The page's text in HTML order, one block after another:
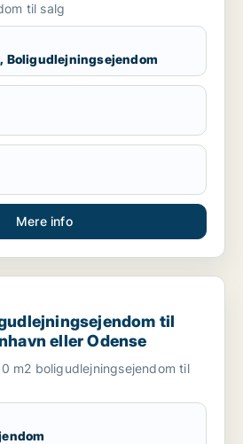
til salg
Boligudlejningsejendom
Mere info
til salg i Storkøbenhavn
til
eller Odense
m2 boligudlejningsejendom til